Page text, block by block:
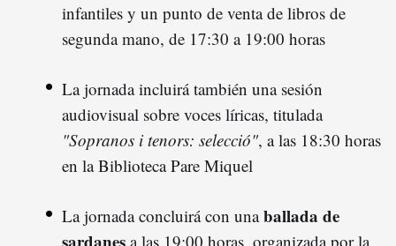
infantiles y un punto de venta de libros de
segunda mano, de 17:30 a 19:00 horas
La jornada incluirá también una sesión
audiovisual sobre voces líricas, titulada
"Sopranos i tenors: selecció", a las 18:30 horas
en la Biblioteca Pare Miquel
La jornada concluirá con unaballada de
sardanes a las 19:00 horas, organizada por la